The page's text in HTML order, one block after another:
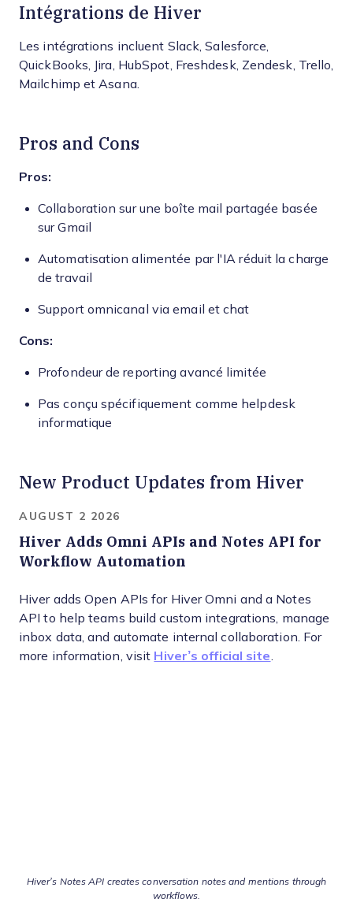
Intégrations de Hiver
Les intégrations incluent Slack, Salesforce,
QuickBooks, Jira, HubSpot, Freshdesk, Zendesk, Trello,
Mailchimp et Asana.
Pros and Cons
Pros:
Collaboration sur une boîte mail partagée basée
sur Gmail
Automatisation alimentée par l'IA réduit la charge
de travail
Support omnicanal via email et chat
Cons:
Profondeur de reporting avancé limitée
Pas conçu spécifiquement comme helpdesk
informatique
New Product Updates from Hiver
Hiver’s Notes API creates conversation notes and mentions through
workflows.
AUGUST 2 2026
Hiver Adds Omni APIs and Notes API for
Workflow Automation
Hiver adds Open APIs for Hiver Omni and a Notes
API to help teams build custom integrations, manage
inbox data, and automate internal collaboration. For
more information, visit Hiver’s official site